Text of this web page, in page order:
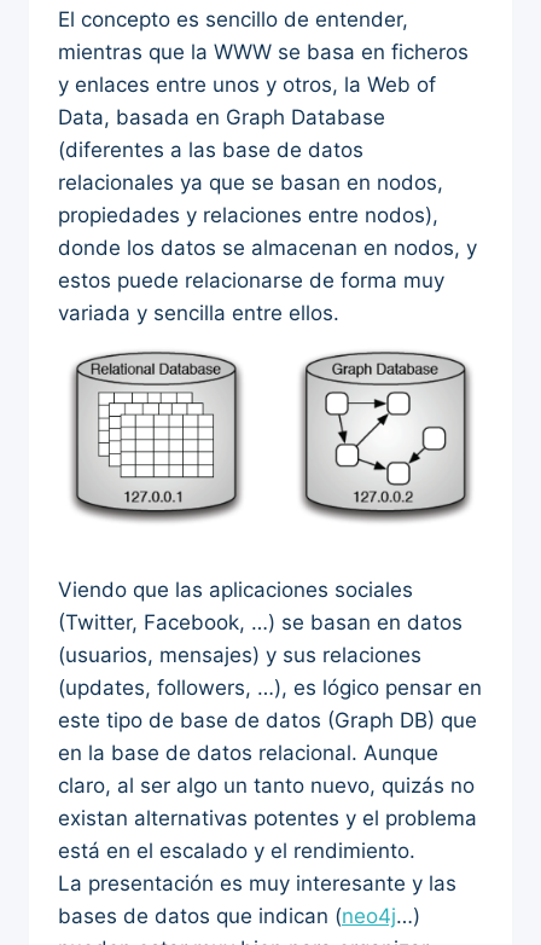
El concepto es sencillo de entender,
mientras que la WWW se basa en ficheros
y enlaces entre unos y otros, la Web of
Data, basada en Graph Database
(diferentes a las base de datos
relacionales ya que se basan en nodos,
propiedades y relaciones entre nodos),
donde los datos se almacenan en nodos, y
estos puede relacionarse de forma muy
variada y sencilla entre ellos.
Viendo que las aplicaciones sociales
(Twitter, Facebook, …) se basan en datos
(usuarios, mensajes) y sus relaciones
(updates, followers, …), es lógico pensar en
este tipo de base de datos (Graph DB) que
en la base de datos relacional. Aunque
claro, al ser algo un tanto nuevo, quizás no
existan alternativas potentes y el problema
está en el escalado y el rendimiento.
La presentación es muy interesante y las
bases de datos que indican (neo4j…)